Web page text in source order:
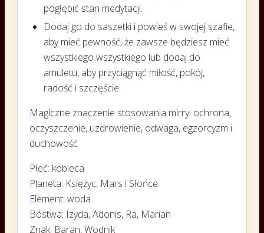
pogłębić stan medytacji.
Dodaj go do saszetki i powieś w swojej szafie,
aby mieć pewność, że zawsze będziesz mieć
wszystkiego wszystkiego lub dodaj do
amuletu, aby przyciągnąć miłość, pokój,
radość i szczęście.
Magiczne znaczenie stosowania mirry: ochrona,
oczyszczenie, uzdrowienie, odwaga, egzorcyzm i
duchowość
Płeć: kobieca
Planeta: Księżyc, Mars i Słońce
Element: woda
Bóstwa: Izyda, Adonis, Ra, Marian
Znak: Baran, Wodnik